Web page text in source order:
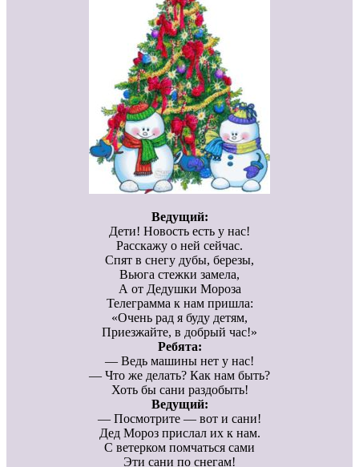
Ведущий:
Дети! Новость есть у нас!
Расскажу о ней сейчас.
Спят в снегу дубы, березы,
Вьюга стежки замела,
А от Дедушки Мороза
Телеграмма к нам пришла:
«Очень рад я буду детям,
Приезжайте, в добрый час!»
Ребята:
— Ведь машины нет у нас!
— Что же делать? Как нам быть?
Хоть бы сани раздобыть!
Ведущий:
— Посмотрите — вот и сани!
Дед Мороз прислал их к нам.
С ветерком помчаться сами
Эти сани по снегам!